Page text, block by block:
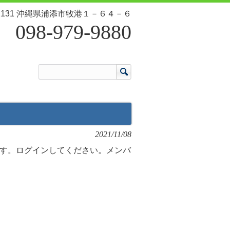
沖縄県浦添市牧港１－６４－６
098-979-9880
2021/11/08
。ログインしてください。メンバ